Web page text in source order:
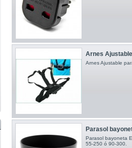
Arnes
Arnes Ajustable
Parasol
Parasol bayoneta
55-250 ó 90-300.